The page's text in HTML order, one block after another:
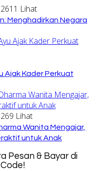
11 Lihat
Menghadirkan Negara
Ajak Kader Perkuat
9 Lihat
Wanita Mengajar,
untuk Anak
Pesan & Bayar di